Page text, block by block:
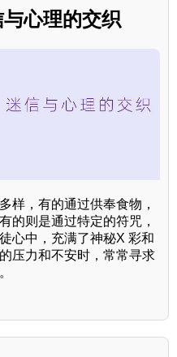
心理的交织
样，有的通过供奉食物，
的则是通过特定的符咒，
心中，充满了神秘X 彩和
压力和不安时，常常寻求